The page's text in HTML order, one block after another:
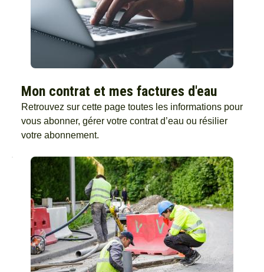
Mon contrat et mes factures d'eau
Retrouvez sur cette page toutes les informations pour
vous abonner, gérer votre contrat d’eau ou résilier
votre abonnement.